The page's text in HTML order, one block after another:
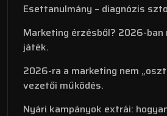
Esettanulmány – diagnózis
Marketing érzésből? 2026-ban
játék.
2026-ra a marketing nem
vezetői működés.
Nyári kampányok extrái: